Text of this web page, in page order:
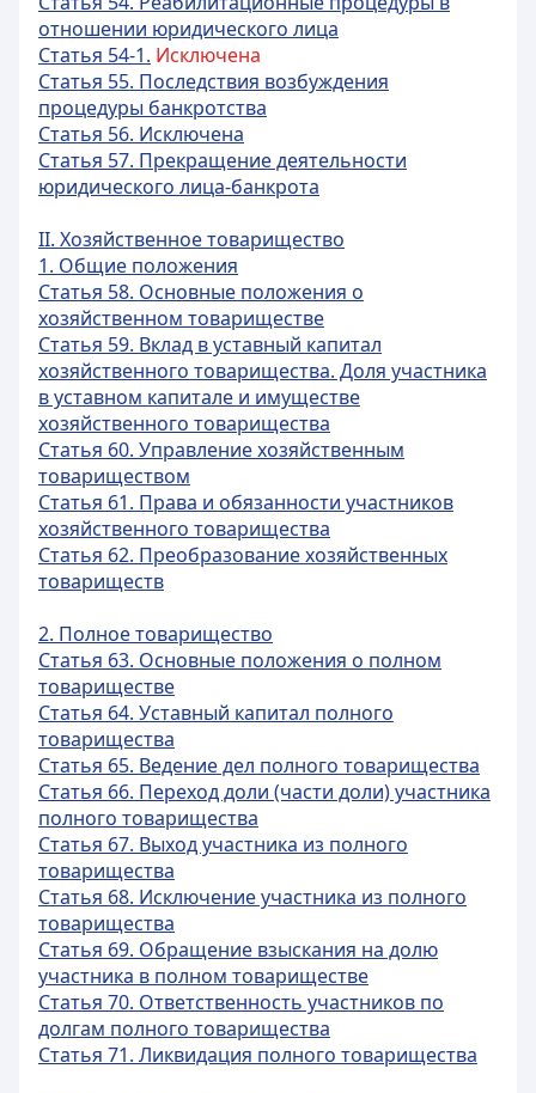
отношении юридического лица
Статья 54-1. Исключена
Статья 55. Последствия возбуждения
процедуры банкротства
Статья 56. Исключена
Статья 57. Прекращение деятельности
юридического лица-банкрота
II. Хозяйственное товарищество
1. Общие положения
Статья 58. Основные положения о
хозяйственном товариществе
Статья 59. Вклад в уставный капитал
хозяйственного товарищества. Доля участника
в уставном капитале и имуществе
хозяйственного товарищества
Статья 60. Управление хозяйственным
товариществом
Статья 61. Права и обязанности участников
хозяйственного товарищества
Статья 62. Преобразование хозяйственных
товариществ
2. Полное товарищество
Статья 63. Основные положения о полном
товариществе
Статья 64. Уставный капитал полного
товарищества
Статья 65. Ведение дел полного товарищества
Статья 66. Переход доли (части доли) участника
полного товарищества
Статья 67. Выход участника из полного
товарищества
Статья 68. Исключение участника из полного
товарищества
Статья 69. Обращение взыскания на долю
участника в полном товариществе
Статья 70. Ответственность участников по
долгам полного товарищества
Статья 71. Ликвидация полного товарищества